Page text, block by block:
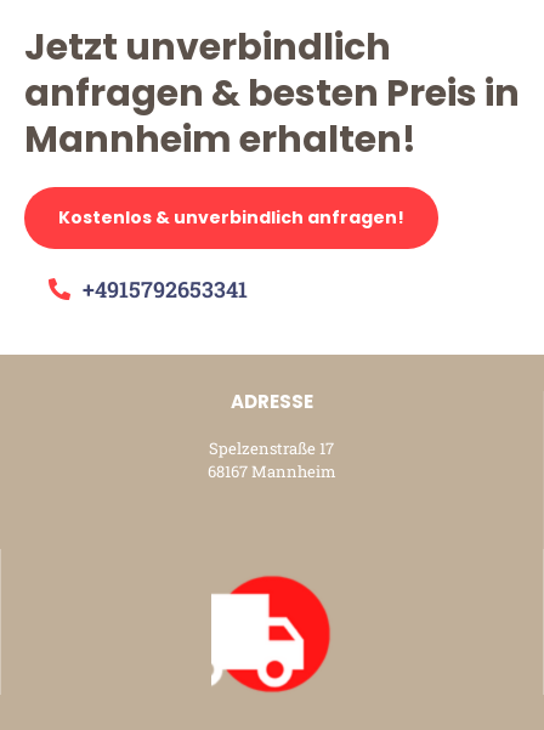
Jetzt unverbindlich
anfragen & besten Preis in
Mannheim erhalten!
Kostenlos & unverbindlich anfragen!
+4915792653341
ADRESSE
Spelzenstraße 17
68167 Mannheim